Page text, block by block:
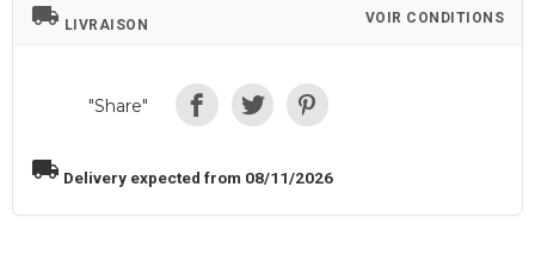
local_shipping LIVRAISON VOIR CONDITIONS
"Share"
local_shipping Delivery expected from 08/11/2026